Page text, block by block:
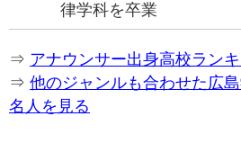
律学科を卒業
⇒ アナウンサー出身高校ラン
⇒ 他のジャンルも合わせた広
名人を見る